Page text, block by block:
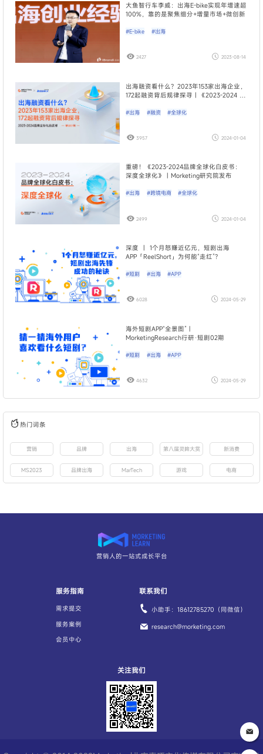
大鱼智行车李威：出海E-bike实现年增速超
100%，靠的是聚焦细分+增量市场+微创新
#E-bike #出海
2427 2023-08-14
出海融资看什么？2023年153家出海企业，
172起融资背后规律探寻｜《2023-2024 品
#出海 #融资 #全球化
3957 2024-01-04
重磅！《2023-2024品牌全球化白皮书：
深度全球化》｜Morketing研究院发布
#出海 #跨境电商 #全球化
2499 2024-01-04
深度 ｜ 1个月怒赚近亿元，短剧出海
APP「ReelShort」为何能“走红”？
#短剧 #出海 #APP
6028 2024-05-29
海外短剧APP“全景图” |
MorketingResearch行研·短剧02期
#短剧 #出海 #APP
4632 2024-05-29
热门词条
营销 品牌 出海 第八届灵眸大赏 新消费
MS2023 品牌出海 MarTech 游戏 电商
营销人的一站式成长平台
服务指南
需求提交
服务案例
会员中心
联系我们
小助手：18612785270（同微信）
research@morketing.com
关注我们